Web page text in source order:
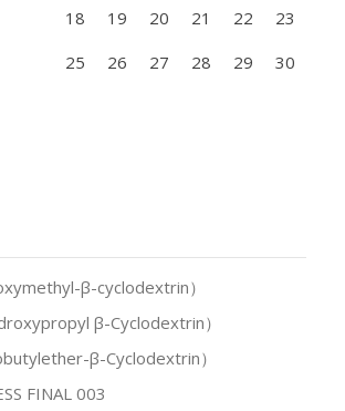
18 19 20 21 22
23
25 26 27 28 29
30
β-cyclodextrin）
β-Cyclodextrin）
β-Cyclodextrin）
FINAL 003